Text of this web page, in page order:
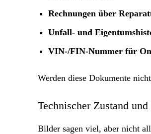
Rechnungen über
Unfall- und
VIN-/FIN-Nummer für
Werden diese Dokumente
Technischer Zustand
Bilder sagen viel, aber nicht